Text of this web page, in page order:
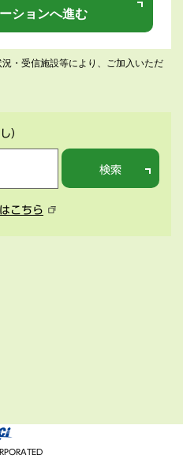
ションへ進む
・受信施設等により、ご加入いただ
）
検索
こちら